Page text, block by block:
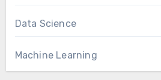
Data Science
Machine Learning